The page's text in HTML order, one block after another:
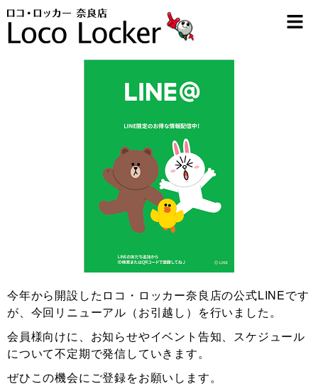
今年から開設したロコ・ロッカー奈良店の公式LINEです
が、今回リニューアル（お引越し）を行いました。
会員様向けに、お知らせやイベント告知、スケジュール
について不定期で発信していきます。
ぜひこの機会にご登録をお願いします。